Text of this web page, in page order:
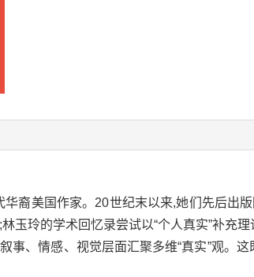
裔美国作家。20世纪末以来,她们先后出
玉玲的学术回忆录尝试以“个人真实”补充
事、情感、视觉层面汇聚多维“真实”观。